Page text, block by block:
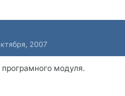
2007
модуля.